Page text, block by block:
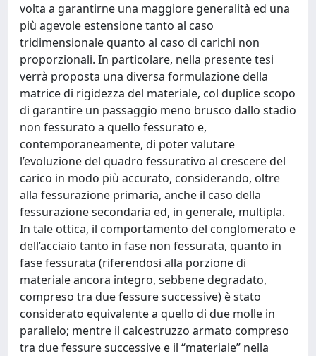
volta a garantirne una maggiore generalità ed una
più agevole estensione tanto al caso
tridimensionale quanto al caso di carichi non
proporzionali. In particolare, nella presente tesi
verrà proposta una diversa formulazione della
matrice di rigidezza del materiale, col duplice scopo
di garantire un passaggio meno brusco dallo stadio
non fessurato a quello fessurato e,
contemporaneamente, di poter valutare
l’evoluzione del quadro fessurativo al crescere del
carico in modo più accurato, considerando, oltre
alla fessurazione primaria, anche il caso della
fessurazione secondaria ed, in generale, multipla.
In tale ottica, il comportamento del conglomerato e
dell’acciaio tanto in fase non fessurata, quanto in
fase fessurata (riferendosi alla porzione di
materiale ancora integro, sebbene degradato,
compreso tra due fessure successive) è stato
considerato equivalente a quello di due molle in
parallelo; mentre il calcestruzzo armato compreso
tra due fessure successive e il “materiale” nella